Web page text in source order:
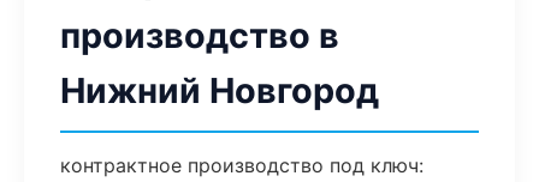
производство в
Нижний Новгород
контрактное производство под ключ: